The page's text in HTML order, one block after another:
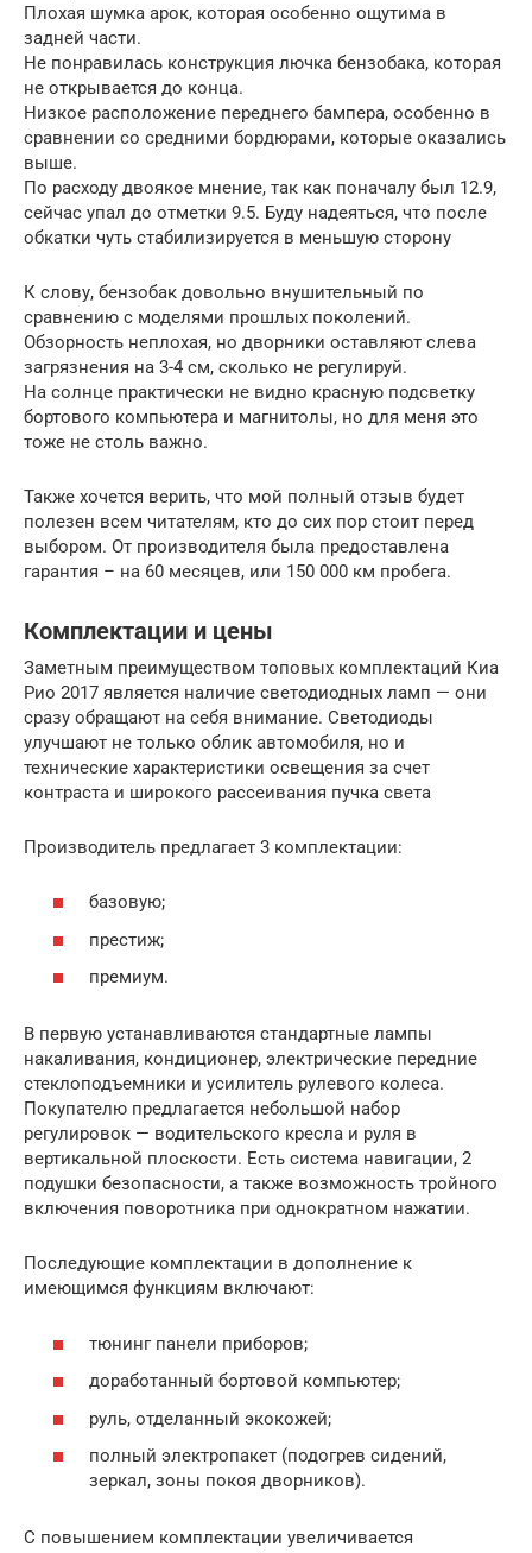
Плохая шумка арок, которая особенно ощутима в
задней части.
Не понравилась конструкция лючка бензобака, которая
не открывается до конца.
Низкое расположение переднего бампера, особенно в
сравнении со средними бордюрами, которые оказались
выше.
По расходу двоякое мнение, так как поначалу был 12.9,
сейчас упал до отметки 9.5. Буду надеяться, что после
обкатки чуть стабилизируется в меньшую сторону
К слову, бензобак довольно внушительный по
сравнению с моделями прошлых поколений.
Обзорность неплохая, но дворники оставляют слева
загрязнения на 3-4 см, сколько не регулируй.
На солнце практически не видно красную подсветку
бортового компьютера и магнитолы, но для меня это
тоже не столь важно.
Также хочется верить, что мой полный отзыв будет
полезен всем читателям, кто до сих пор стоит перед
выбором. От производителя была предоставлена
гарантия – на 60 месяцев, или 150 000 км пробега.
Комплектации и цены
Заметным преимуществом топовых комплектаций Киа
Рио 2017 является наличие светодиодных ламп — они
сразу обращают на себя внимание. Светодиоды
улучшают не только облик автомобиля, но и
технические характеристики освещения за счет
контраста и широкого рассеивания пучка света
Производитель предлагает 3 комплектации:
базовую;
престиж;
премиум.
В первую устанавливаются стандартные лампы
накаливания, кондиционер, электрические передние
стеклоподъемники и усилитель рулевого колеса.
Покупателю предлагается небольшой набор
регулировок — водительского кресла и руля в
вертикальной плоскости. Есть система навигации, 2
подушки безопасности, а также возможность тройного
включения поворотника при однократном нажатии.
Последующие комплектации в дополнение к
имеющимся функциям включают:
тюнинг панели приборов;
доработанный бортовой компьютер;
руль, отделанный экокожей;
полный электропакет (подогрев сидений,
зеркал, зоны покоя дворников).
С повышением комплектации увеличивается